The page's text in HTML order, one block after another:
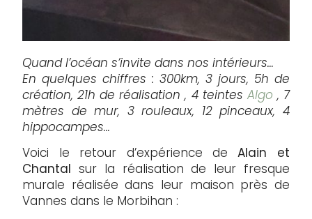
Quand l’océan s’invite dans nos intérieurs…
En quelques chiffres : 300km, 3 jours, 5h de
création, 21h de réalisation , 4 teintes Algo , 7
mètres de mur, 3 rouleaux, 12 pinceaux, 4
hippocampes…
Voici le retour d’expérience deAlain et
Chantalsur la réalisation de leur fresque
murale réalisée dans leur maison près de
Vannes dans le Morbihan :